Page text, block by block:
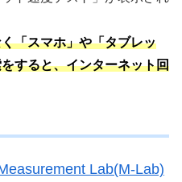
「スマホ」や「タブレッ
すると、インターネット回
Lab(M-Lab)